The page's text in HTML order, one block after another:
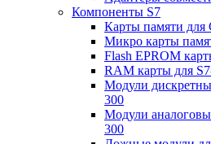
Компоненты S7
Карты памяти для
Микро карты
Flash EPROM
RAM карты для
Модули
300
Модули
300